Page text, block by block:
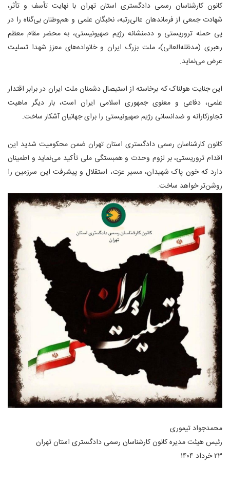
کانون کارشناسان رسمی دادگستری استان تهران با نهایت تأسف و تأثر،
شهادت جمعی از فرماندهان عالی‌رتبه، نخبگان علمی و هم‌وطنان بی‌گناه را در
پی حمله تروریستی و ددمنشانه رژیم صهیونیستی، به محضر مقام معظم
رهبری (مدظله‌العالی)، ملت بزرگ ایران و خانواده‌های معزز شهدا تسلیت
عرض می‌نماید.
این جنایت هولناک که برخاسته از استیصال دشمنان ملت ایران در برابر اقتدار
علمی، دفاعی و معنوی جمهوری اسلامی ایران است، بار دیگر ماهیت
تجاوزکارانه و ضدانسانی رژیم صهیونیستی را برای جهانیان آشکار ساخت.
کانون کارشناسان رسمی دادگستری استان تهران ضمن محکومیت شدید این
اقدام تروریستی، بر لزوم وحدت و همبستگی ملی تأکید می‌نماید و اطمینان
دارد که خون پاک شهیدان، مسیر عزت، استقلال و پیشرفت این سرزمین را
روشن‌تر خواهد ساخت.
محمدجواد تیموری
رئیس هیئت مدیره کانون کارشناسان رسمی دادگستری استان تهران
۲۳ خرداد ۱۴۰۴